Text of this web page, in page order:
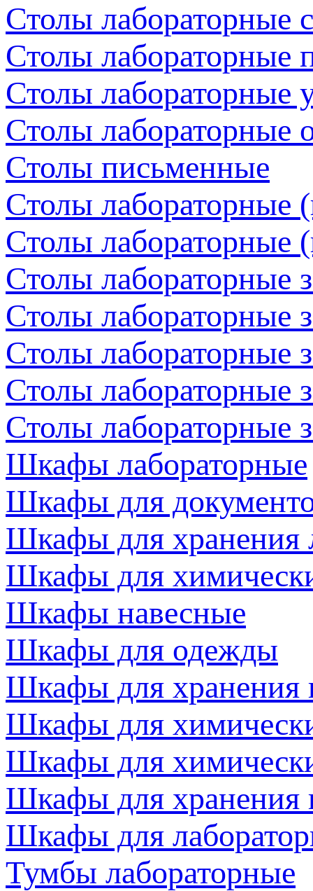
Столы лабораторные
Столы лабораторные
Столы лабораторные
Столы лабораторные
Столы письменные
Столы лабораторные
Столы лабораторные
Столы лабораторные
Столы лабораторные
Столы лабораторные
Столы лабораторные
Столы лабораторные
Шкафы лабораторные
Шкафы для
Шкафы для хранения
Шкафы для
Шкафы навесные
Шкафы для одежды
Шкафы для хранения
Шкафы для
Шкафы для
Шкафы для хранения
Шкафы для
Тумбы лабораторные